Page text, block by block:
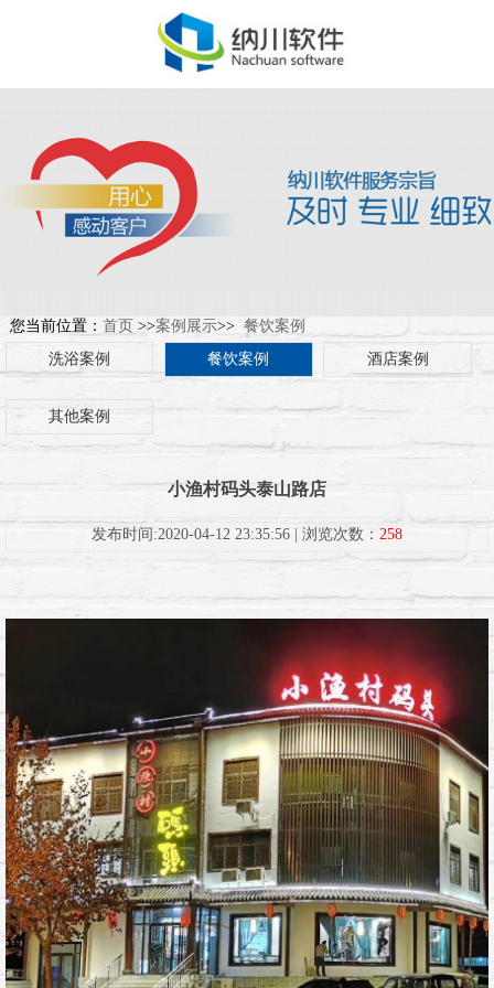
您当前位置： 首页 >>案例展示>> 餐饮案例
洗浴案例
餐饮案例 酒店案例
其他案例
小渔村码头泰山路店
发布时间:2020-04-12 23:35:56 | 浏览次数： 258